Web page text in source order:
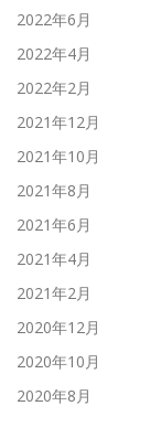
2022年6月
2022年4月
2022年2月
2021年12月
2021年10月
2021年8月
2021年6月
2021年4月
2021年2月
2020年12月
2020年10月
2020年8月